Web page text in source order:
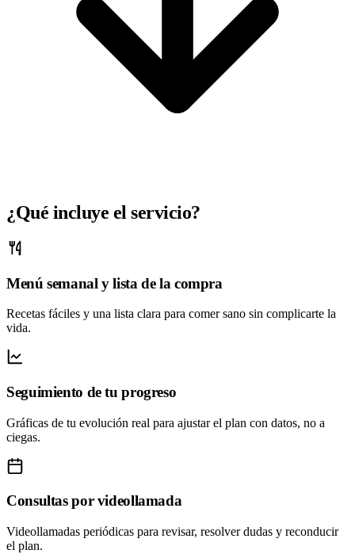
¿Qué incluye el servicio?
Menú semanal y lista de la compra
Recetas fáciles y una lista clara para comer sano sin complicarte la
vida.
Seguimiento de tu progreso
Gráficas de tu evolución real para ajustar el plan con datos, no a
ciegas.
Consultas por videollamada
Videollamadas periódicas para revisar, resolver dudas y reconducir
el plan.